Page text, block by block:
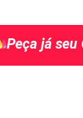
Peça já seu